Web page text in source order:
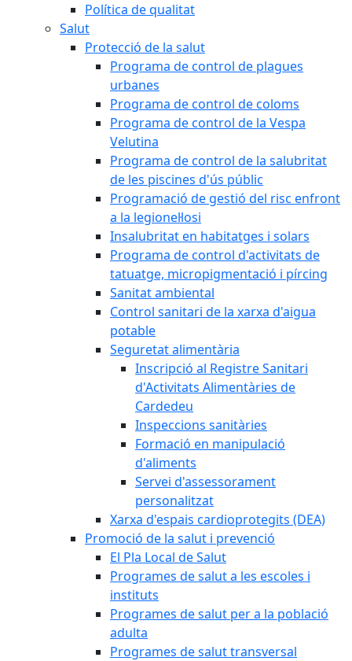
Política de qualitat
Salut
Protecció de la salut
Programa de control de plagues
urbanes
Programa de control de coloms
Programa de control de la Vespa
Velutina
Programa de control de la salubritat
de les piscines d'ús públic
Programació de gestió del risc enfront
a la legionel·losi
Insalubritat en habitatges i solars
Programa de control d'activitats de
tatuatge, micropigmentació i pírcing
Sanitat ambiental
Control sanitari de la xarxa d'aigua
potable
Seguretat alimentària
Inscripció al Registre Sanitari
d'Activitats Alimentàries de
Cardedeu
Inspeccions sanitàries
Formació en manipulació
d'aliments
Servei d'assessorament
personalitzat
Xarxa d'espais cardioprotegits (DEA)
Promoció de la salut i prevenció
El Pla Local de Salut
Programes de salut a les escoles i
instituts
Programes de salut per a la població
adulta
Programes de salut transversal